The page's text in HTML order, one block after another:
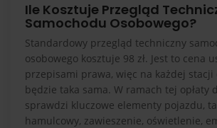
Ile Kosztuje Przegląd
Samochodu Osobowego?
Standardowy przegląd techniczny
osobowego kosztuje 98 zł. Jest to cena
przepisami prawa, więc na każdej stacji
będzie taka sama. W ramach tej opłaty
sprawdzi kluczowe elementy pojazdu,
hamulcowy, zawieszenie, oświetlenie,